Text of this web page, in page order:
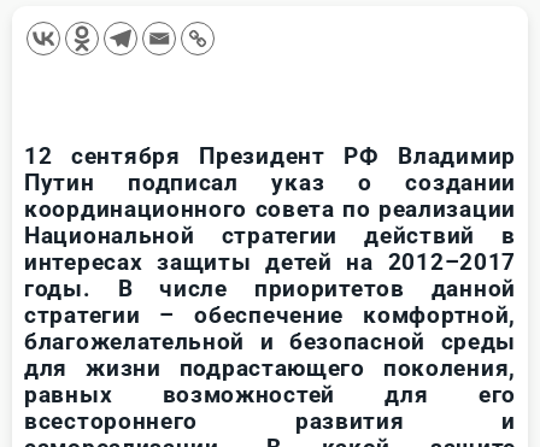
12 сентября Президент РФ Владимир
Путин подписал указ о создании
координационного совета по реализации
Национальной стратегии действий в
интересах защиты детей на 2012–2017
годы. В числе приоритетов данной
стратегии – обеспечение комфортной,
благожелательной и безопасной среды
для жизни подрастающего поколения,
равных возможностей для его
всестороннего развития и